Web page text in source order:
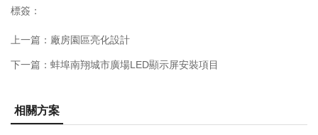
標簽：
上一篇： 廠房園區亮化設計
下一篇： 蚌埠南翔城市廣場LED顯示屏安裝項目
相關方案